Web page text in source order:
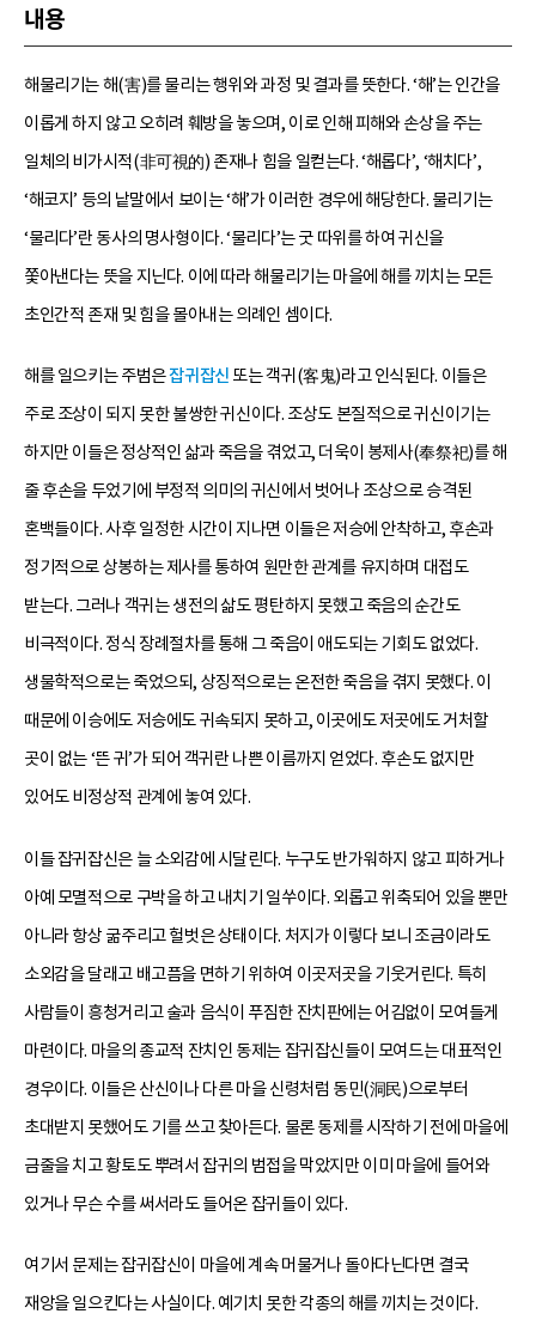
내용
해물리기는 해(害)를 물리는 행위와 과정 및 결과를 뜻한다. ‘해’는 인간을
이롭게 하지 않고 오히려 훼방을 놓으며, 이로 인해 피해와 손상을 주는
일체의 비가시적(非可視的) 존재나 힘을 일컫는다. ‘해롭다’, ‘해치다’,
‘해코지’ 등의 낱말에서 보이는 ‘해’가 이러한 경우에 해당한다. 물리기는
‘물리다’란 동사의 명사형이다. ‘물리다’는 굿 따위를 하여 귀신을
쫓아낸다는 뜻을 지닌다. 이에 따라 해물리기는 마을에 해를 끼치는 모든
초인간적 존재 및 힘을 몰아내는 의례인 셈이다.
해를 일으키는 주범은잡귀잡신 또는 객귀(客鬼)라고 인식된다. 이들은
주로 조상이 되지 못한 불쌍한 귀신이다. 조상도 본질적으로 귀신이기는
하지만 이들은 정상적인 삶과 죽음을 겪었고, 더욱이 봉제사(奉祭祀)를 해
줄 후손을 두었기에 부정적 의미의 귀신에서 벗어나 조상으로 승격된
혼백들이다. 사후 일정한 시간이 지나면 이들은 저승에 안착하고, 후손과
정기적으로 상봉하는 제사를 통하여 원만한 관계를 유지하며 대접도
받는다. 그러나 객귀는 생전의 삶도 평탄하지 못했고 죽음의 순간도
비극적이다. 정식 장례절차를 통해 그 죽음이 애도되는 기회도 없었다.
생물학적으로는 죽었으되, 상징적으로는 온전한 죽음을 겪지 못했다. 이
때문에 이승에도 저승에도 귀속되지 못하고, 이곳에도 저곳에도 거처할
곳이 없는 ‘뜬 귀’가 되어 객귀란 나쁜 이름까지 얻었다. 후손도 없지만
있어도 비정상적 관계에 놓여 있다.
이들 잡귀잡신은 늘 소외감에 시달린다. 누구도 반가워하지 않고 피하거나
아예 모멸적으로 구박을 하고 내치기 일쑤이다. 외롭고 위축되어 있을 뿐만
아니라 항상 굶주리고 헐벗은 상태이다. 처지가 이렇다 보니 조금이라도
소외감을 달래고 배고픔을 면하기 위하여 이곳저곳을 기웃거린다. 특히
사람들이 흥청거리고 술과 음식이 푸짐한 잔치판에는 어김없이 모여들게
마련이다. 마을의 종교적 잔치인 동제는 잡귀잡신들이 모여드는 대표적인
경우이다. 이들은 산신이나 다른 마을 신령처럼 동민(洞民)으로부터
초대받지 못했어도 기를 쓰고 찾아든다. 물론 동제를 시작하기 전에 마을에
금줄을 치고 황토도 뿌려서 잡귀의 범접을 막았지만 이미 마을에 들어와
있거나 무슨 수를 써서라도 들어온 잡귀들이 있다.
여기서 문제는 잡귀잡신이 마을에 계속 머물거나 돌아다닌다면 결국
재앙을 일으킨다는 사실이다. 예기치 못한 각종의 해를 끼치는 것이다.